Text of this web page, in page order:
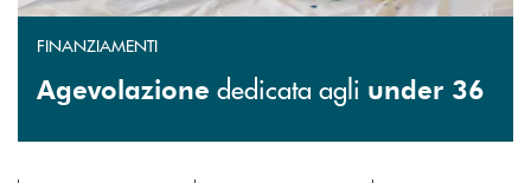
FINANZIAMENTI
Agevolazione dedicata agli under 36